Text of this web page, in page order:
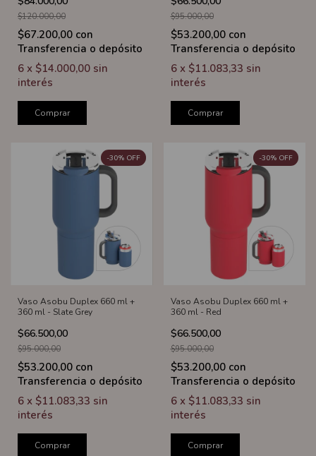
$120.000,00
$67.200,00 con
Transferencia o depósito
6 x $14.000,00 sin
interés
Comprar
$95.000,00
$53.200,00 con
Transferencia o depósito
6 x $11.083,33 sin
interés
Comprar
Vaso Asobu Duplex 660 ml +
360 ml - Slate Grey
$66.500,00
-30% OFF
$95.000,00
$53.200,00 con
Transferencia o depósito
6 x $11.083,33 sin
interés
Comprar
Vaso Asobu Duplex 660 ml +
360 ml - Red
$66.500,00
-30% OFF
$95.000,00
$53.200,00 con
Transferencia o depósito
6 x $11.083,33 sin
interés
Comprar